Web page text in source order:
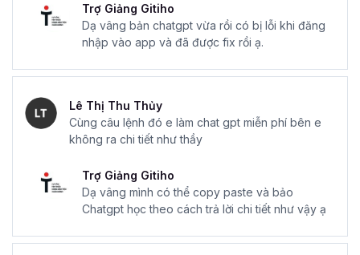
Trợ Giảng Gitiho
Dạ vâng bản chatgpt vừa rồi có bị lỗi khi đăng
nhập vào app và đã được fix rồi ạ.
Lê Thị Thu Thủy
Cùng câu lệnh đó e làm chat gpt miễn phí bên e
không ra chi tiết như thầy
Trợ Giảng Gitiho
Dạ vâng mình có thể copy paste và bảo
Chatgpt học theo cách trả lời chi tiết như vậy ạ